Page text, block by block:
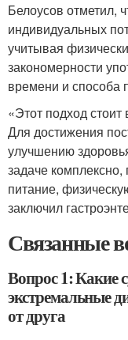
Белоусов отметил,
индивидуальных
учитывая
закономерности
времени и способа
«Этот подход стоит
Для достижения
улучшению
задаче
питание,
заключил
Связанные
Вопрос 1: Какие
экстремальные
от друга